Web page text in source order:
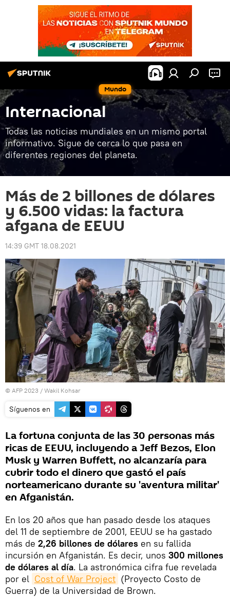
Mundo
Internacional
Todas las noticias mundiales en un mismo portal
informativo. Sigue de cerca lo que pasa en
diferentes regiones del planeta.
Más de 2 billones de dólares
y 6.500 vidas: la factura
afgana de EEUU
14:39 GMT 18.08.2021
© AFP 2023 / Wakil Kohsar
Síguenos en
La fortuna conjunta de las 30 personas más
ricas de EEUU, incluyendo a Jeff Bezos, Elon
Musk y Warren Buffett, no alcanzaría para
cubrir todo el dinero que gastó el país
norteamericano durante su 'aventura militar'
en Afganistán.
En los 20 años que han pasado desde los ataques
del 11 de septiembre de 2001, EEUU se ha gastado
más de 2,26 billones de dólares en su fallida
incursión en Afganistán. Es decir, unos 300 millones
de dólares al día. La astronómica cifra fue revelada
por el Cost of War Project (Proyecto Costo de
Guerra) de la Universidad de Brown.